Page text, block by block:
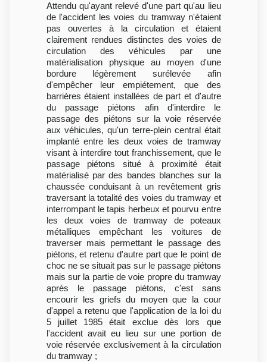
Attendu qu'ayant relevé d'une part qu'au lieu
de l'accident les voies du tramway n'étaient
pas ouvertes à la circulation et étaient
clairement rendues distinctes des voies de
circulation des véhicules par une
matérialisation physique au moyen d'une
bordure légèrement surélevée afin
d'empêcher leur empiétement, que des
barrières étaient installées de part et d'autre
du passage piétons afin d'interdire le
passage des piétons sur la voie réservée
aux véhicules, qu'un terre-plein central était
implanté entre les deux voies de tramway
visant à interdire tout franchissement, que le
passage piétons situé à proximité était
matérialisé par des bandes blanches sur la
chaussée conduisant à un revêtement gris
traversant la totalité des voies du tramway et
interrompant le tapis herbeux et pourvu entre
les deux voies de tramway de poteaux
métalliques empêchant les voitures de
traverser mais permettant le passage des
piétons, et retenu d'autre part que le point de
choc ne se situait pas sur le passage piétons
mais sur la partie de voie propre du tramway
après le passage piétons, c'est sans
encourir les griefs du moyen que la cour
d'appel a retenu que l'application de la loi du
5 juillet 1985 était exclue dès lors que
l'accident avait eu lieu sur une portion de
voie réservée exclusivement à la circulation
du tramway ;